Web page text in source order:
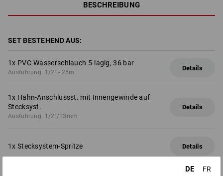
BESCHREIBUNG
SET BESTEHEND AUS:
1x PVC-Wasserschlauch 5-lagig, 36 bar
Ausführung: 1/2" - 25m
Details
1x Hahn-Anschlussst. mit Innengewinde auf
Stecksyst.
Ausführung: 1/2"/13mm
Details
1x Stecksystem-Spritze Details
DE
FR